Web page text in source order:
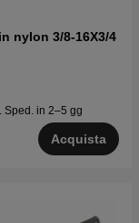
nylon 3/8-16X3/4
Sped. in 2–5 gg
Acquista